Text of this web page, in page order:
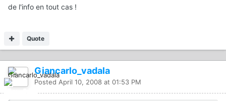
de l'info en tout cas !
Quote
Giancarlo_vadala
Posted April 10, 2008 at 01:53 PM